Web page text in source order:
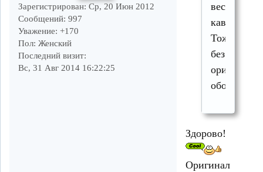
Зарегистрирован: Ср, 20 Июн 2012
Сообщений: 997
Уважение: +170
Пол: Женский
Последний визит:
Вс, 31 Авг 2014 16:22:25
веселый
кавер.
Тоже
без
оригинала
обойдусь.
Здорово!
Оригинал